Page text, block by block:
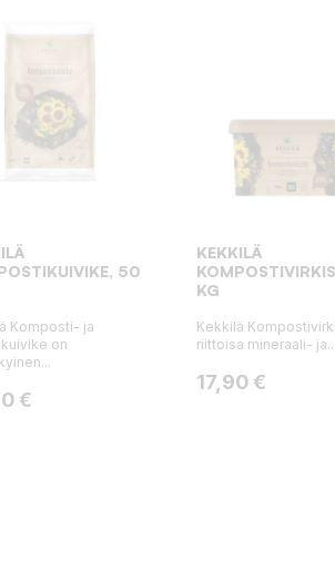
50
Komposti- ja
on
€
KEKKILÄ
KG
Kekkilä
riittoisa mineraali- ja...
Hinta
17,90 €